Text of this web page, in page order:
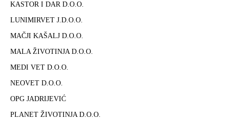
KASTOR I DAR D.O.O.
LUNIMIRVET J.D.O.O.
MAČJI KAŠALJ D.O.O.
MALA ŽIVOTINJA D.O.O.
MEDI VET D.O.O.
NEOVET D.O.O.
OPG JADRIJEVIĆ
PLANET ŽIVOTINJA D.O.O.